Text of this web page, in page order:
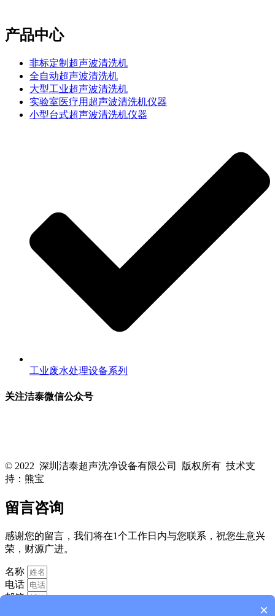
产品中心
非标定制超声波清洗机
全自动超声波清洗机
大型工业超声波清洗机
实验室医疗用超声波清洗机仪器
小型台式超声波清洗机仪器
工业废水处理设备系列
关注洁泰微信公众号
© 2022 深圳洁泰超声洗净设备有限公司 版权所有 技术支
持：熊宝
留言咨询
感谢您的留言，我们将在1个工作日内与您联系，祝您生意兴
荣，财源广进。
名称
电话
邮箱
×